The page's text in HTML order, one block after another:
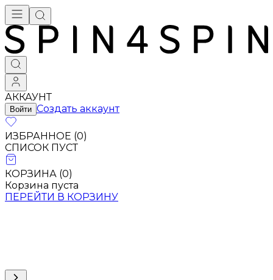
АККАУНТ
Войти Создать аккаунт
ИЗБРАННОЕ (0)
СПИСОК ПУСТ
КОРЗИНА (0)
Корзина пуста
ПЕРЕЙТИ В КОРЗИНУ